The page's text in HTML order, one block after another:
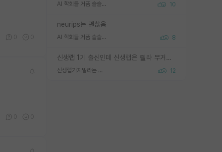
AI 학회들 거품 슬슬 지적이 나오네요 10
neurips는 괜찮음
AI 학회들 거품 슬슬 지적이 나오네요 8
신생랩 1기 출신인데 신생랩은 줠라 무거운 바벨 같은거임. 들면 대박인데 못들면 깔려 죽음. 아무도 알려주지 않는 환경에서 자생해야하지만, 일단 살아남았다면 그 어떤 사람보다 악착같고 생존력 높은 사람으로 거듭날 수 있음
신생랩가지말라는 이유가 있었구나 12